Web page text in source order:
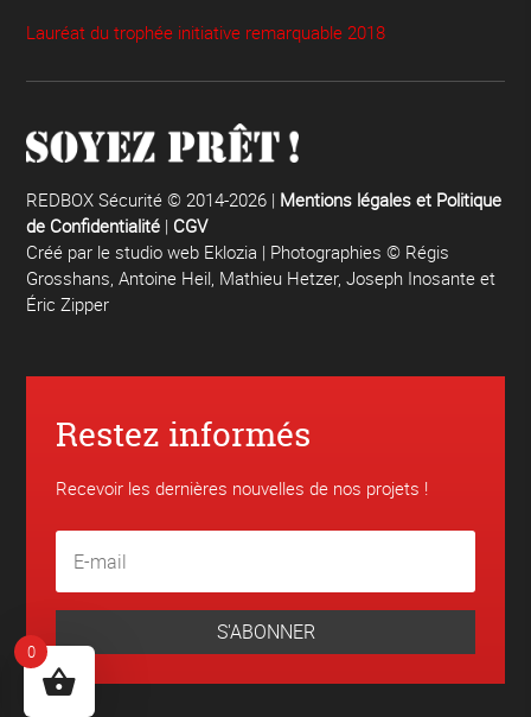
Lauréat du trophée initiative remarquable 2018
REDBOX Sécurité © 2014-2026 | Mentions légales et Politique
de Confidentialité | CGV
Créé par le studio web Eklozia | Photographies © Régis
Grosshans, Antoine Heil, Mathieu Hetzer, Joseph Inosante et
Éric Zipper
Restez informés
Recevoir les dernières nouvelles de nos projets !
S'ABONNER
0